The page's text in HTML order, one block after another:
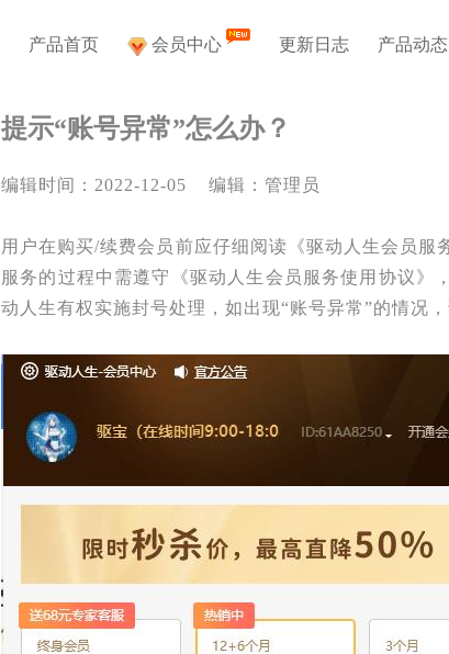
产品首页 会员中心 更新日志 产品动态
提示“账号异常”怎么办？
编辑时间：2022-12-05 编辑：管理员
用户在购买/续费会员前应仔细阅读《驱动人生会员服
服务的过程中需遵守《驱动人生会员服务使用协议》
动人生有权实施封号处理，如出现“账号异常”的情况